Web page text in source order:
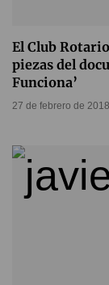
El Club
piezas del
Funciona’
27 de febrero de 2018